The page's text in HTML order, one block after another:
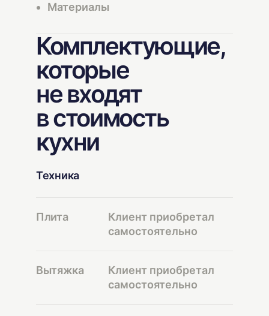
Материалы
Комплектующие,
которые
не входят
в стоимость
кухни
Техника
Плита
Клиент приобретал
самостоятельно
Вытяжка
Клиент приобретал
самостоятельно